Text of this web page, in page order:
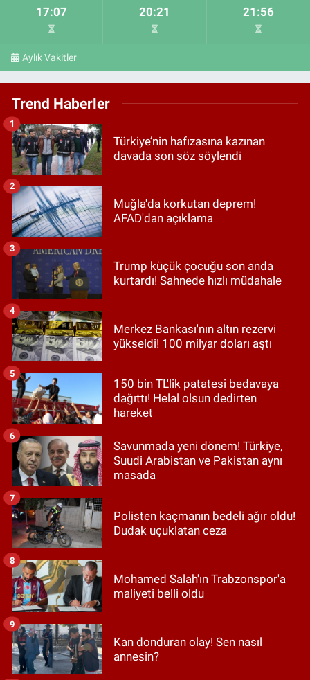
17:07 20:21 21:56
Aylık Vakitler
Trend Haberler
Türkiye’nin hafızasına kazınan
davada son söz söylendi
1
Muğla'da korkutan deprem!
AFAD'dan açıklama
2
Trump küçük çocuğu son anda
kurtardı! Sahnede hızlı müdahale
3
Merkez Bankası'nın altın rezervi
yükseldi! 100 milyar doları aştı
4
150 bin TL'lik patatesi bedavaya
dağıttı! Helal olsun dedirten
hareket
5
Savunmada yeni dönem! Türkiye,
Suudi Arabistan ve Pakistan aynı
masada
6
Polisten kaçmanın bedeli ağır oldu!
Dudak uçuklatan ceza
7
Mohamed Salah'ın Trabzonspor'a
maliyeti belli oldu
8
Kan donduran olay! Sen nasıl
annesin?
9